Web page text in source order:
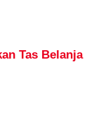
Tas Belanja